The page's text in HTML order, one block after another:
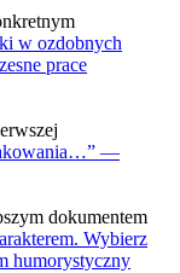
w ozdobnych
prace
—
dokumentem
Wybierz
humorystyczny